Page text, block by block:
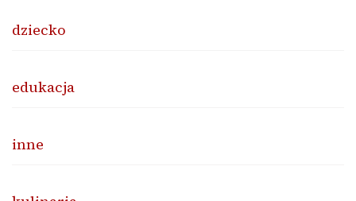
dziecko
edukacja
inne